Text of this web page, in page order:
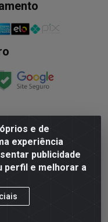
e de
experiência
publicidade
perfil e melhorar a
PECAS LTDA - Rua
1 - Alecrim - Vila
29.722.419/0003-09